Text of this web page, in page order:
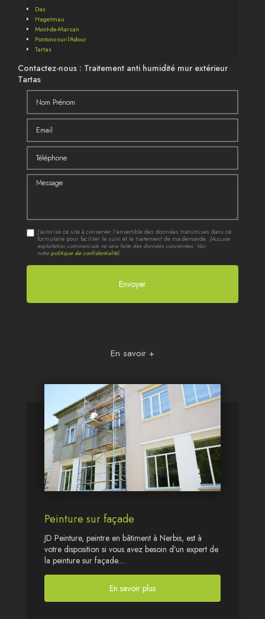
Dax
Hagetmau
Mont-de-Marsan
Pontonx-sur-l'Adour
Tartas
Contactez-nous : Traitement anti humidité mur extérieur
Tartas
Nom Prénom
Email
Téléphone
Message
J'autorise ce site à conserver l'ensemble des données transmises dans ce
formulaire pour faciliter le suivi et le traitement de ma demande. (Aucune
exploitation commerciale ne sera faite des données concervées. Voir
notrepolitique de confidentialité)
En savoir +
Peinture sur façade
JD Peinture, peintre en bâtiment à Nerbis, est à
votre disposition si vous avez besoin d’un expert de
la peinture sur façade....
En savoir plus